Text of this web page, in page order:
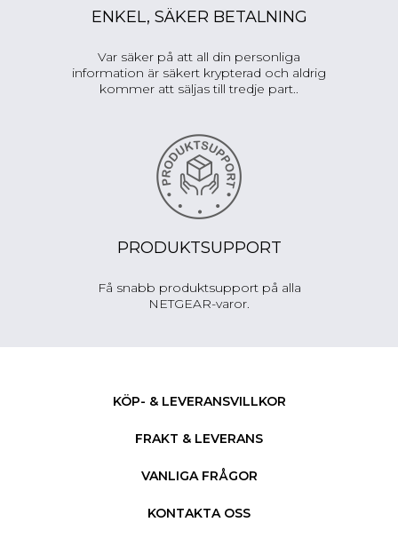
ENKEL, SÄKER BETALNING
Var säker på att all din personliga
information är säkert krypterad och aldrig
kommer att säljas till tredje part..
PRODUKTSUPPORT
Få snabb produktsupport på alla
NETGEAR-varor.
KÖP- & LEVERANSVILLKOR
FRAKT & LEVERANS
VANLIGA FRÅGOR
KONTAKTA OSS